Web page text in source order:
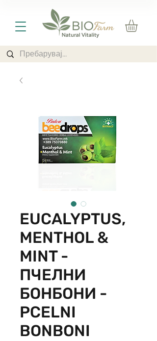
EUCALYPTUS,
MENTHOL &
MINT -
ПЧЕЛНИ
БОНБОНИ -
PCELNI
BONBONI